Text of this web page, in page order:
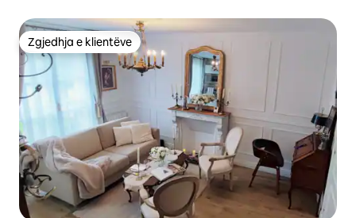
Zgjedhja e klientëve
Zgjedhja e klientëve